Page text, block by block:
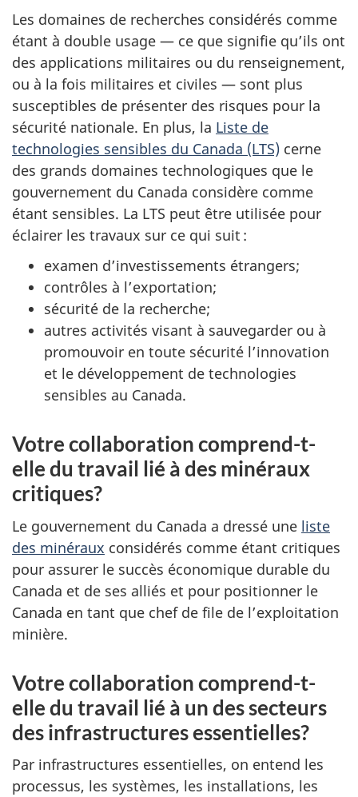
Les domaines de recherches considérés comme
étant à double usage — ce que signifie qu’ils ont
des applications militaires ou du renseignement,
ou à la fois militaires et civiles — sont plus
susceptibles de présenter des risques pour la
sécurité nationale. En plus, la Liste de
technologies sensibles du Canada (LTS) cerne
des grands domaines technologiques que le
gouvernement du Canada considère comme
étant sensibles. La LTS peut être utilisée pour
éclairer les travaux sur ce qui suit :
examen d’investissements étrangers;
contrôles à l’exportation;
sécurité de la recherche;
autres activités visant à sauvegarder ou à
promouvoir en toute sécurité l’innovation
et le développement de technologies
sensibles au Canada.
Votre collaboration comprend-t-
elle du travail lié à des minéraux
critiques?
Le gouvernement du Canada a dressé une liste
des minéraux considérés comme étant critiques
pour assurer le succès économique durable du
Canada et de ses alliés et pour positionner le
Canada en tant que chef de file de l’exploitation
minière.
Votre collaboration comprend-t-
elle du travail lié à un des secteurs
des infrastructures essentielles?
Par infrastructures essentielles, on entend les
processus, les systèmes, les installations, les